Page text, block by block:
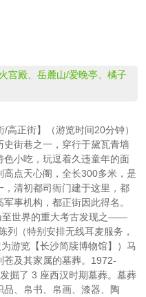
宫殿、岳麓山/爱晚亭、橘子
正街】（游览时间20分钟）
街巷之一，穿行于黛瓦青墙
小吃，玩逗着久违童年的面
高点天心阁，全长300多米，是
清初都司衙门建于这里，都
事机构，都正街因此得名。
至世界的重大考古发现之——
列（特别安排无线耳麦服务，
游览【长沙简牍博物馆】）马
苍及其家属的墓葬。1972-
掘了 3 座西汉时期墓葬。墓葬
、帛书、帛画、漆器、陶